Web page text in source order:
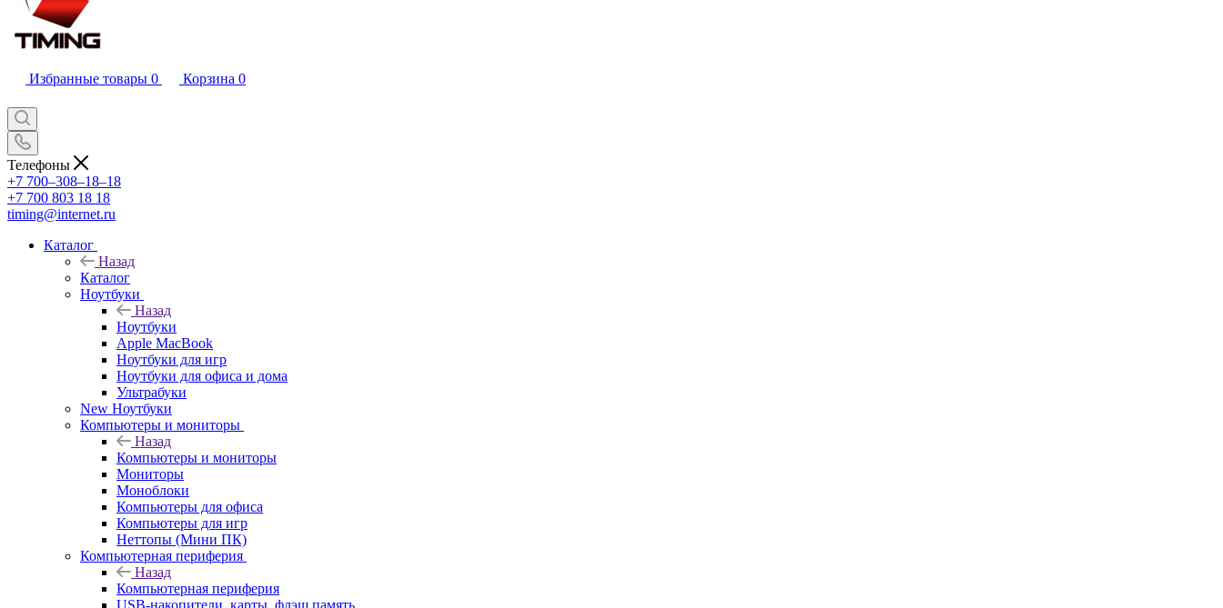
Избранные товары 0 Корзина 0
Телефоны
+7 700‒308‒18‒18
+7 700 803 18 18
timing@internet.ru
Каталог
Назад
Каталог
Ноутбуки
Назад
Ноутбуки
Apple MacBook
Ноутбуки для игр
Ноутбуки для офиса и дома
Ультрабуки
New Ноутбуки
Компьютеры и мониторы
Назад
Компьютеры и мониторы
Мониторы
Моноблоки
Компьютеры для офиса
Компьютеры для игр
Неттопы (Мини ПК)
Компьютерная периферия
Назад
Компьютерная периферия
USB-накопители, карты, флэш память